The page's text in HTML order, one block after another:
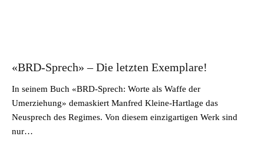
«BRD-Sprech» – Die letzten Exemplare!
In seinem Buch «BRD-Sprech: Worte als Waffe der
Umerziehung» demaskiert Manfred Kleine-Hartlage das
Neusprech des Regimes. Von diesem einzigartigen Werk sind
nur…